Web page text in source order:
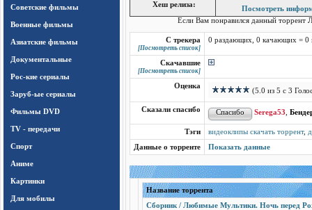
Cоветские фильмы
Военные фильмы
Азиатские фильмы
Документальные
Рос-кие сериалы
Заруб-ые сериалы
Фильмы DVD
TV - передачи
Спорт
Аниме
Картинки
Для мобилы
Хеш релиза:
Посмотреть
Если Вам понравился данный торрент
С трекера
[Посмотреть список]
0 раздающих, 0 качающих = 0
Скачавшие
[Посмотреть список]
Оценка
(5.0 из 5 с 3
Сказали спасибо Serega53
Тэги видеоклипы скачать торрент,
Данные о торренте
Показать данные
Название торрента
Сборник / Любимые Мультики. Ночь перед